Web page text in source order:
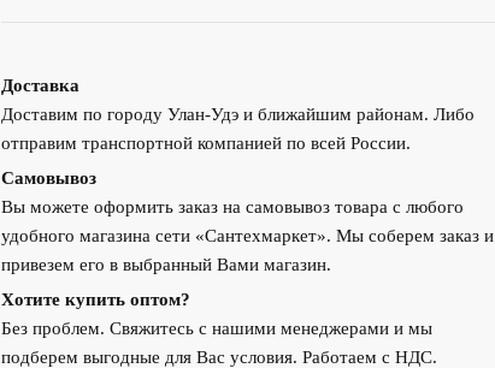
Доставка
Доставим по городу Улан-Удэ и ближайшим районам. Либо
отправим транспортной компанией по всей России.
Самовывоз
Вы можете оформить заказ на самовывоз товара с любого
удобного магазина сети «Сантехмаркет». Мы соберем заказ и
привезем его в выбранный Вами магазин.
Хотите купить оптом?
Без проблем. Свяжитесь с нашими менеджерами и мы
подберем выгодные для Вас условия. Работаем с НДС.